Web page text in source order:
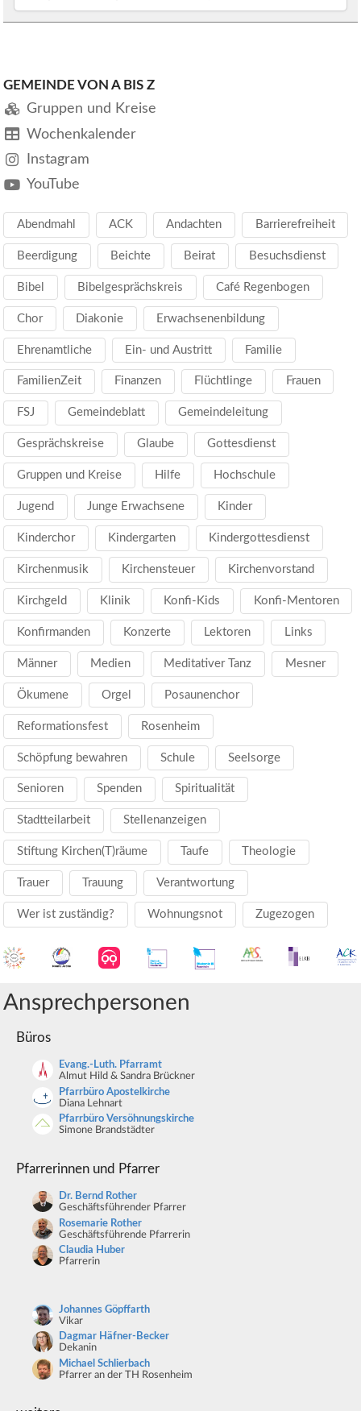
GEMEINDE VON A BIS Z
Gruppen und Kreise
Wochenkalender
Instagram
YouTube
Abendmahl ACK Andachten Barrierefreiheit
Beerdigung Beichte Beirat Besuchsdienst
Bibel Bibelgesprächskreis Café Regenbogen
Chor Diakonie Erwachsenenbildung
Ehrenamtliche Ein- und Austritt Familie
FamilienZeit Finanzen Flüchtlinge Frauen
FSJ Gemeindeblatt Gemeindeleitung
Gesprächskreise Glaube Gottesdienst
Gruppen und Kreise Hilfe Hochschule
Jugend Junge Erwachsene Kinder
Kinderchor Kindergarten Kindergottesdienst
Kirchenmusik Kirchensteuer Kirchenvorstand
Kirchgeld Klinik Konfi-Kids Konfi-Mentoren
Konfirmanden Konzerte Lektoren Links
Männer Medien Meditativer Tanz Mesner
Ökumene Orgel Posaunenchor
Reformationsfest Rosenheim
Schöpfung bewahren Schule Seelsorge
Senioren Spenden Spiritualität
Stadtteilarbeit Stellenanzeigen
Stiftung Kirchen(T)räume Taufe Theologie
Trauer Trauung Verantwortung
Wer ist zuständig? Wohnungsnot Zugezogen
Ansprechpersonen
Büros
Evang.-Luth. Pfarramt
Almut Hild & Sandra Brückner
Pfarrbüro Apostelkirche
Diana Lehnart
Pfarrbüro Versöhnungskirche
Simone Brandstädter
Pfarrerinnen und Pfarrer
Dr. Bernd Rother
Geschäftsführender Pfarrer
Rosemarie Rother
Geschäftsführende Pfarrerin
Claudia Huber
Pfarrerin
Johannes Göpffarth
Vikar
Dagmar Häfner-Becker
Dekanin
Michael Schlierbach
Pfarrer an der TH Rosenheim